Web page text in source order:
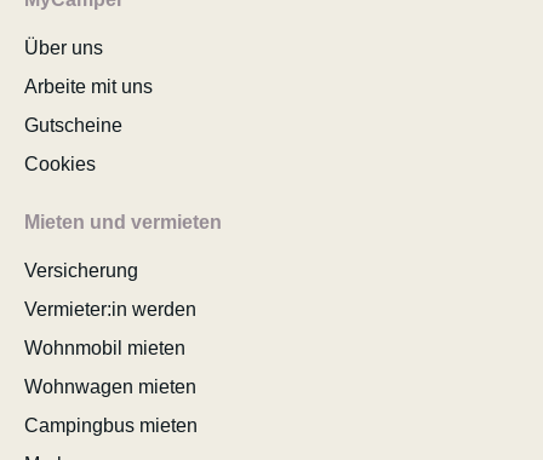
Über uns
Arbeite mit uns
Gutscheine
Cookies
Mieten und vermieten
Versicherung
Vermieter:in werden
Wohnmobil mieten
Wohnwagen mieten
Campingbus mieten